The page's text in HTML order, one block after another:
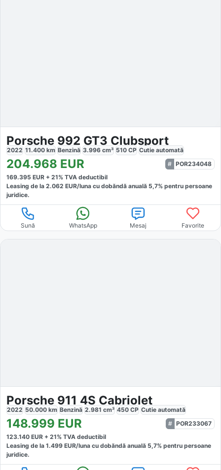
Porsche 992 GT3 Clubsport
2022 11.400 km Benzină 3.996 cm³ 510 CP Cutie automată
204.968 EUR
POR234048
169.395 EUR + 21% TVA deductibil
Leasing de la 2.062 EUR/luna cu dobăndă anuală 5,7% pentru persoane
juridice.
Sună WhatsApp Mesaj Favorite
Porsche 911 4S Cabriolet
2022 50.000 km Benzină 2.981 cm³ 450 CP Cutie automată
148.999 EUR
POR233067
123.140 EUR + 21% TVA deductibil
Leasing de la 1.499 EUR/luna cu dobăndă anuală 5,7% pentru persoane
juridice.